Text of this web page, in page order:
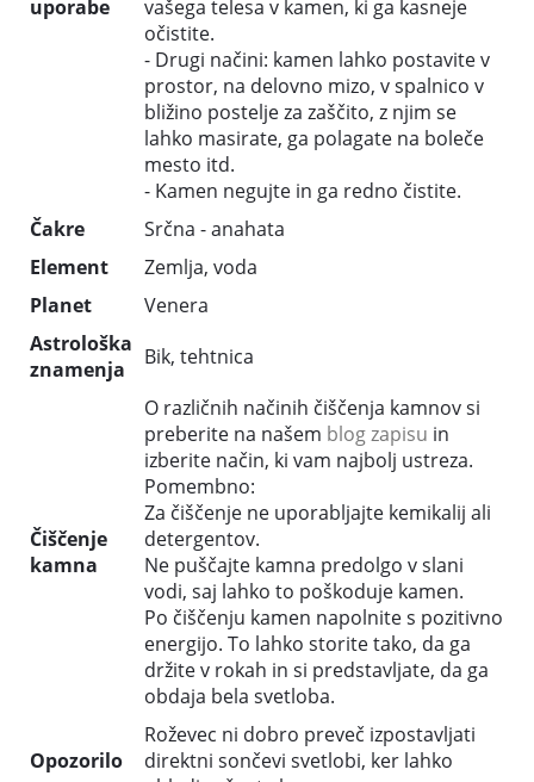
uporabe
vašega telesa v kamen, ki ga kasneje
očistite.
- Drugi načini: kamen lahko postavite v
prostor, na delovno mizo, v spalnico v
bližino postelje za zaščito, z njim se
lahko masirate, ga polagate na boleče
mesto itd.
- Kamen negujte in ga redno čistite.
Čakre
Srčna - anahata
Element
Zemlja, voda
Planet
Venera
Astrološka
znamenja
Bik, tehtnica
Čiščenje
kamna
O različnih načinih čiščenja kamnov si
preberite na našem blog zapisu in
izberite način, ki vam najbolj ustreza.
Pomembno:
Za čiščenje ne uporabljajte kemikalij ali
detergentov.
Ne puščajte kamna predolgo v slani
vodi, saj lahko to poškoduje kamen.
Po čiščenju kamen napolnite s pozitivno
energijo. To lahko storite tako, da ga
držite v rokah in si predstavljate, da ga
obdaja bela svetloba.
Opozorilo
Roževec ni dobro preveč izpostavljati
direktni sončevi svetlobi, ker lahko